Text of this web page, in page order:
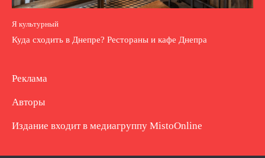
Я культурный
Куда сходить в Днепре? Рестораны и кафе Днепра
Реклама
Авторы
Издание входит в медиагруппу MistoOnline